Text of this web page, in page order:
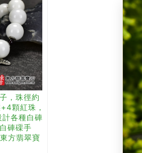
，珠徑約
顆紅珠，
各種白硨
硨磲手
方翡翠寶